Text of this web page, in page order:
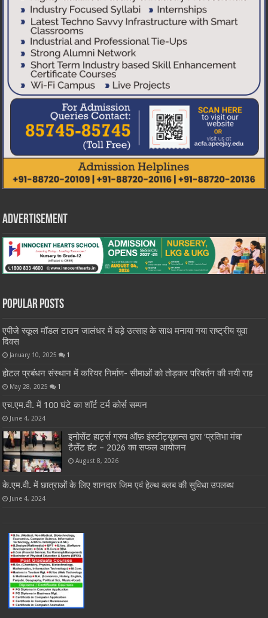
Advertisement
Popular Posts
एपीजे स्कूल मॉडल टाउन जालंधर में बड़े उत्साह के साथ मनाया गया राष्ट्रीय युवा
दिवस
January 10, 2025 1
होटल प्रबंधन संस्थान में करियर निर्माण- सीमाओं को तोड़कर परिवर्तन की नयी राह
May 28, 2025 1
एच.एम.वी. में 100 घंटे का शॉर्ट टर्म कोर्स सम्पन
June 4, 2024
इनोसेंट हार्ट्स ग्रुप ऑफ़ इंस्टीट्यूशन्स द्वारा ‘प्रतिभा मंच’
टैलेंट हंट – 2026 का सफल आयोजन
August 8, 2026
के.एम.वी. में छात्राओं के लिए शानदार जिम एवं हेल्थ क्लब की सुविधा उपलब्ध
June 4, 2024